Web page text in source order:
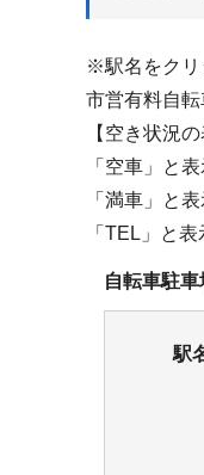
※駅名をクリ
市営有料自
【空き状況
「空車」と
「満車」と
「TEL」と
自転車駐
駅